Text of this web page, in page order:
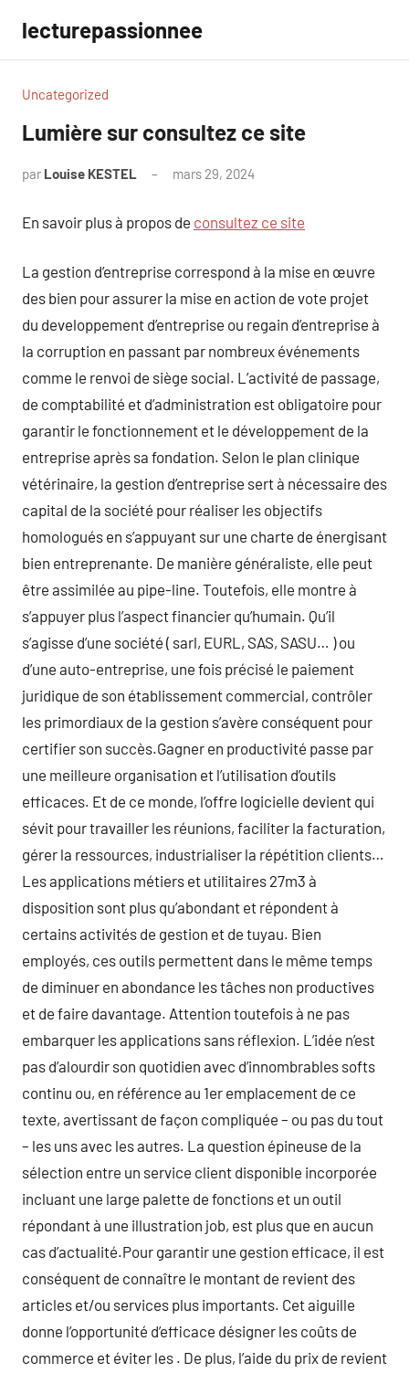
contenu
lecturepassionnee
Uncategorized
Lumière sur consultez ce site
par Louise KESTEL mars 29, 2024
En savoir plus à propos de consultez ce site
La gestion d’entreprise correspond à la mise en œuvre
des bien pour assurer la mise en action de vote projet
du developpement d’entreprise ou regain d’entreprise à
la corruption en passant par nombreux événements
comme le renvoi de siège social. L’activité de passage,
de comptabilité et d’administration est obligatoire pour
garantir le fonctionnement et le développement de la
entreprise après sa fondation. Selon le plan clinique
vétérinaire, la gestion d’entreprise sert à nécessaire des
capital de la société pour réaliser les objectifs
homologués en s’appuyant sur une charte de énergisant
bien entreprenante. De manière généraliste, elle peut
être assimilée au pipe-line. Toutefois, elle montre à
s’appuyer plus l’aspect financier qu’humain. Qu’il
s’agisse d’une société ( sarl, EURL, SAS, SASU… ) ou
d’une auto-entreprise, une fois précisé le paiement
juridique de son établissement commercial, contrôler
les primordiaux de la gestion s’avère conséquent pour
certifier son succès.Gagner en productivité passe par
une meilleure organisation et l’utilisation d’outils
efficaces. Et de ce monde, l’offre logicielle devient qui
sévit pour travailler les réunions, faciliter la facturation,
gérer la ressources, industrialiser la répétition clients…
Les applications métiers et utilitaires 27m3 à
disposition sont plus qu’abondant et répondent à
certains activités de gestion et de tuyau. Bien
employés, ces outils permettent dans le même temps
de diminuer en abondance les tâches non productives
et de faire davantage. Attention toutefois à ne pas
embarquer les applications sans réflexion. L’idée n’est
pas d’alourdir son quotidien avec d’innombrables softs
continu ou, en référence au 1er emplacement de ce
texte, avertissant de façon compliquée – ou pas du tout
– les uns avec les autres. La question épineuse de la
sélection entre un service client disponible incorporée
incluant une large palette de fonctions et un outil
répondant à une illustration job, est plus que en aucun
cas d’actualité.Pour garantir une gestion efficace, il est
conséquent de connaître le montant de revient des
articles et/ou services plus importants. Cet aiguille
donne l’opportunité d’efficace désigner les coûts de
commerce et éviter les . De plus, l’aide du prix de revient